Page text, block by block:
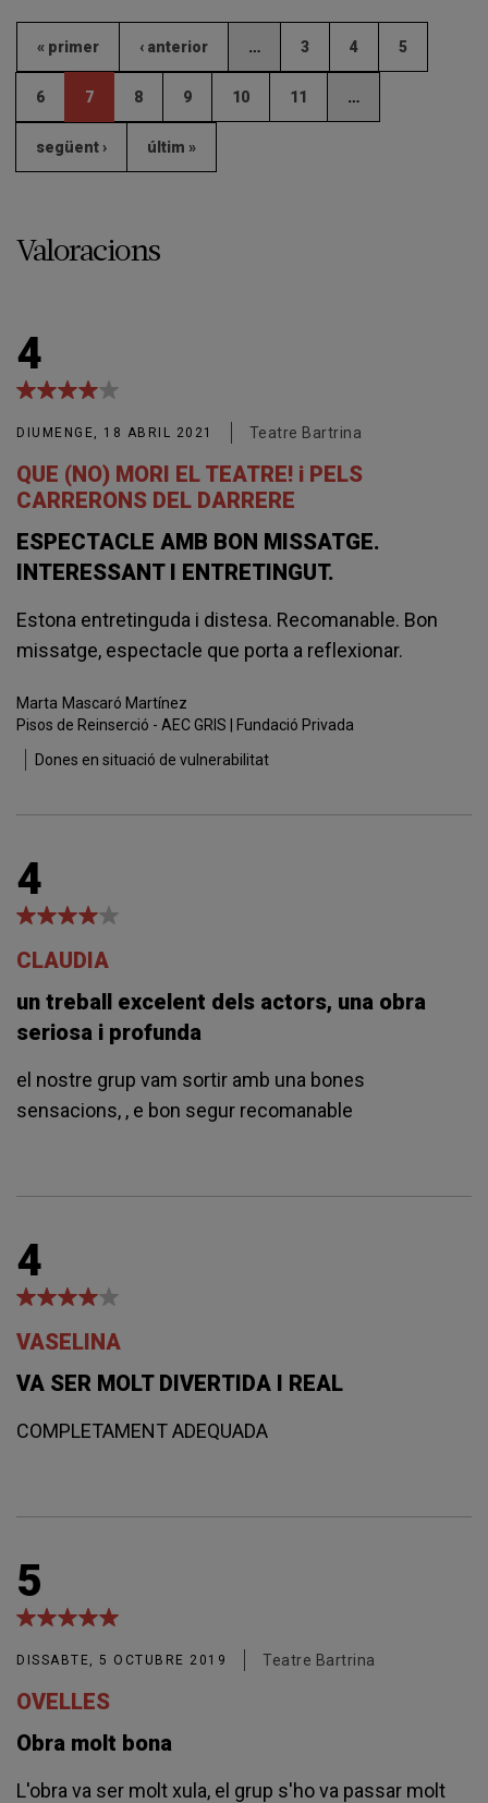
« primer ‹ anterior … 3 4 5
6 7 8 9 10 11 …
següent › últim »
Valoracions
4
DIUMENGE, 18 ABRIL 2021 Teatre Bartrina
QUE (NO) MORI EL TEATRE! i PELS
CARRERONS DEL DARRERE
ESPECTACLE AMB BON MISSATGE.
INTERESSANT I ENTRETINGUT.
Estona entretinguda i distesa. Recomanable. Bon
missatge, espectacle que porta a reflexionar.
Marta Mascaró Martínez
Pisos de Reinserció - AEC GRIS | Fundació Privada
Dones en situació de vulnerabilitat
4
CLAUDIA
un treball excelent dels actors, una obra
seriosa i profunda
el nostre grup vam sortir amb una bones
sensacions, , e bon segur recomanable
4
VASELINA
VA SER MOLT DIVERTIDA I REAL
COMPLETAMENT ADEQUADA
5
DISSABTE, 5 OCTUBRE 2019 Teatre Bartrina
OVELLES
Obra molt bona
L'obra va ser molt xula, el grup s'ho va passar molt